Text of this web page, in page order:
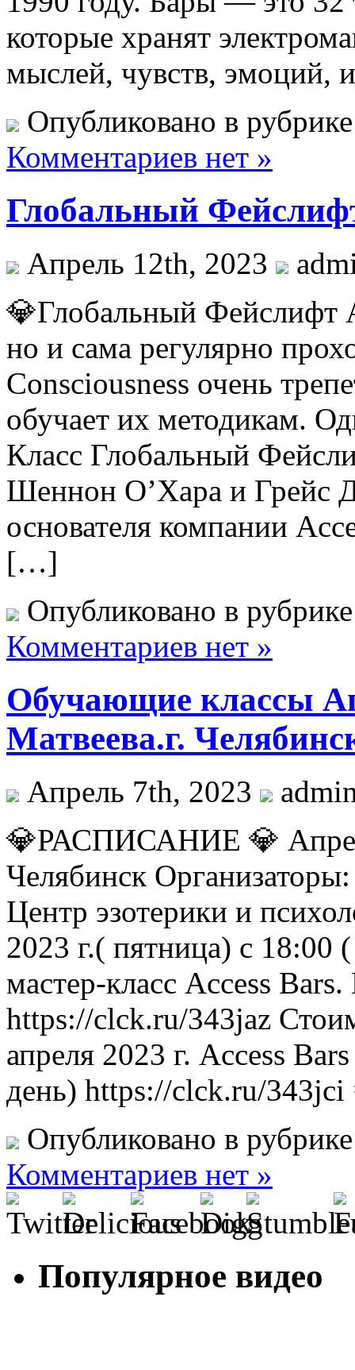
которые хранят
мыслей, чувств, эмоций,
Опубликовано в
Комментариев нет »
Глобальный
Апрель 12th, 2023
💎Глобальный Фейслифт
но и сама регулярно
Consciousness очень
обучает их методикам.
Класс Глобальный
Шеннон О’Хара и Грейс
основателя компании
[…]
Опубликовано в
Комментариев нет »
Обучающие классы
Матвеева.г.
Апрель 7th, 2023
💎РАСПИСАНИЕ 💎
Челябинск
Центр эзотерики и
2023 г.( пятница) с 18:00
мастер-класс Access
https://clck.ru/343jaz
апреля 2023 г. Access
день) https://clck.ru/
Опубликовано в
Комментариев нет »
Популярное видео